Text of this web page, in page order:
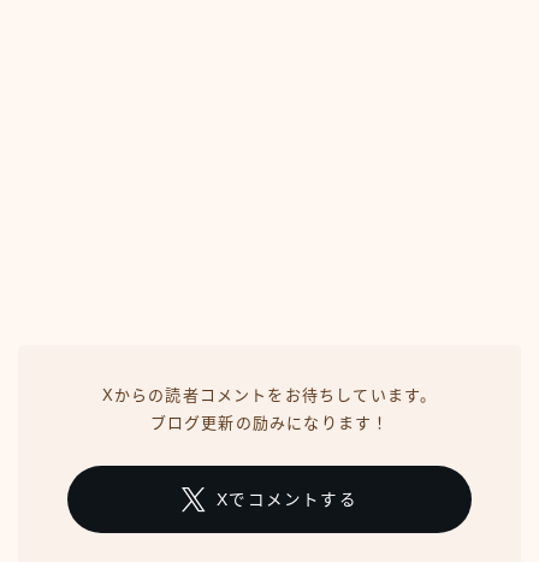
Xからの読者コメントをお待ちしています。
ブログ更新の励みになります！
Xでコメントする